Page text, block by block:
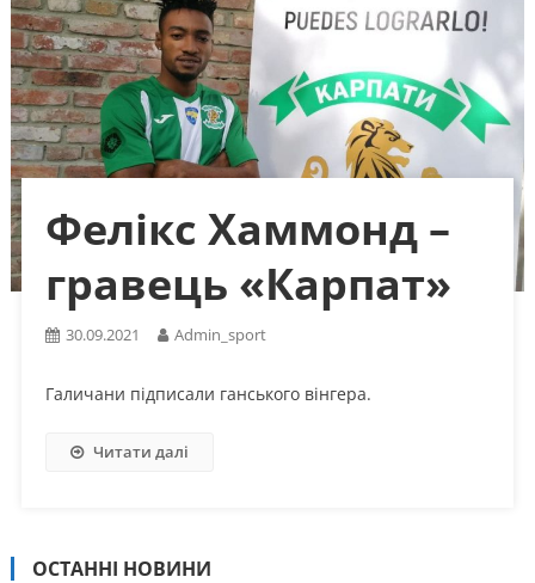
Фелікс Хаммонд –
гравець «Карпат»
30.09.2021 Admin_sport
Галичани підписали ганського вінгера.
Читати далі
ОСТАННІ НОВИНИ